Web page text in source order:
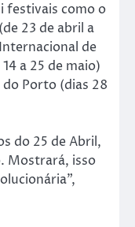
festivais como o
23 de abril a
de
a 25 de maio)
Porto (dias 28
do 25 de Abril,
Mostrará, isso